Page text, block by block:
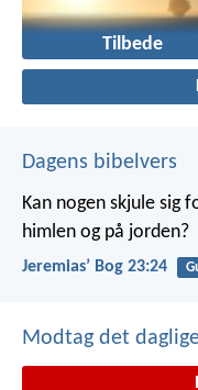
Tilbede
Dagens bibelvers
Kan nogen skjule sig
himlen og på jorden?
Jeremiasʼ Bog 23:24
Modtag det